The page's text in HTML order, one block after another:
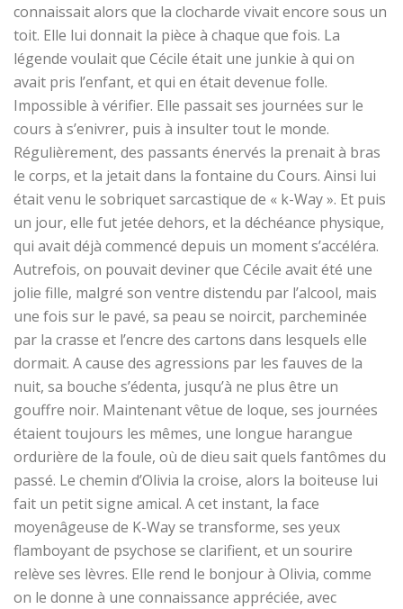
connaissait alors que la clocharde vivait encore sous un
toit. Elle lui donnait la pièce à chaque que fois. La
légende voulait que Cécile était une junkie à qui on
avait pris l’enfant, et qui en était devenue folle.
Impossible à vérifier. Elle passait ses journées sur le
cours à s’enivrer, puis à insulter tout le monde.
Régulièrement, des passants énervés la prenait à bras
le corps, et la jetait dans la fontaine du Cours. Ainsi lui
était venu le sobriquet sarcastique de « k-Way ». Et puis
un jour, elle fut jetée dehors, et la déchéance physique,
qui avait déjà commencé depuis un moment s’accéléra.
Autrefois, on pouvait deviner que Cécile avait été une
jolie fille, malgré son ventre distendu par l’alcool, mais
une fois sur le pavé, sa peau se noircit, parcheminée
par la crasse et l’encre des cartons dans lesquels elle
dormait. A cause des agressions par les fauves de la
nuit, sa bouche s’édenta, jusqu’à ne plus être un
gouffre noir. Maintenantvêtue de loque, ses journées
étaient toujours les mêmes, une longue harangue
ordurière de la foule, où de dieu saitquels fantômes du
passé. Le chemin d’Olivia la croise, alors la boiteuse lui
fait un petit signe amical. A cet instant, la face
moyenâgeuse de K-Way se transforme, ses yeux
flamboyant de psychose se clarifient, et un sourire
relève ses lèvres. Elle rend le bonjour à Olivia, comme
on le donne à une connaissance appréciée, avec